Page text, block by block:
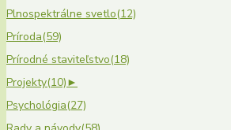
Plnospektrálne svetlo(12)
Príroda(59)
Prírodné staviteľstvo(18)
Projekty(10)►
Psychológia(27)